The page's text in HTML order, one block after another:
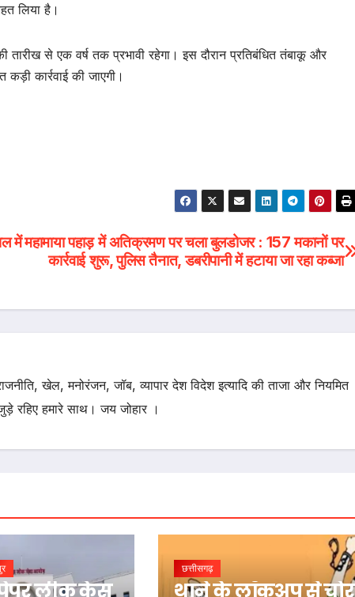
लिया है।
से एक वर्ष तक प्रभावी रहेगा। इस दौरान प्रतिबंधित तंबाकू और
कार्रवाई की जाएगी।
महामाया पहाड़ में अतिक्रमण पर चला बुलडोजर : 157 मकानों पर
कार्रवाई शुरू, पुलिस तैनात, डबरीपानी में हटाया जा रहा कब्जा
में
खेल, मनोरंजन, जॉब, व्यापार देश विदेश इत्यादि की ताजा और नियमित
हमारे साथ। जय जोहार ।
पेपर लीक केस
छत्तीसगढ़
थाने के लॉकअप से चोर